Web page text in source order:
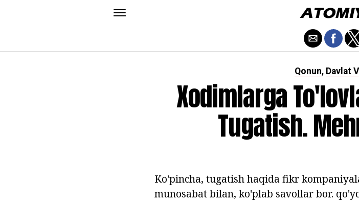
Qonun, Davlat
Xodimlarga
Tugatish.
Ko'pincha, tugatish haqida fikr
munosabat bilan, ko'plab savollar bor.